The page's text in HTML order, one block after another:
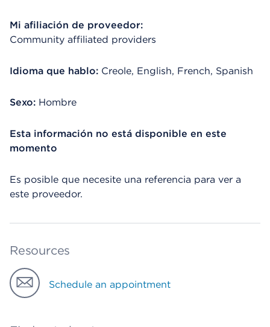
Mi afiliación de proveedor:
Community affiliated providers
Idioma que hablo: Creole, English, French, Spanish
Sexo: Hombre
Esta información no está disponible en este
momento
Es posible que necesite una referencia para ver a
este proveedor.
Resources
Schedule an appointment